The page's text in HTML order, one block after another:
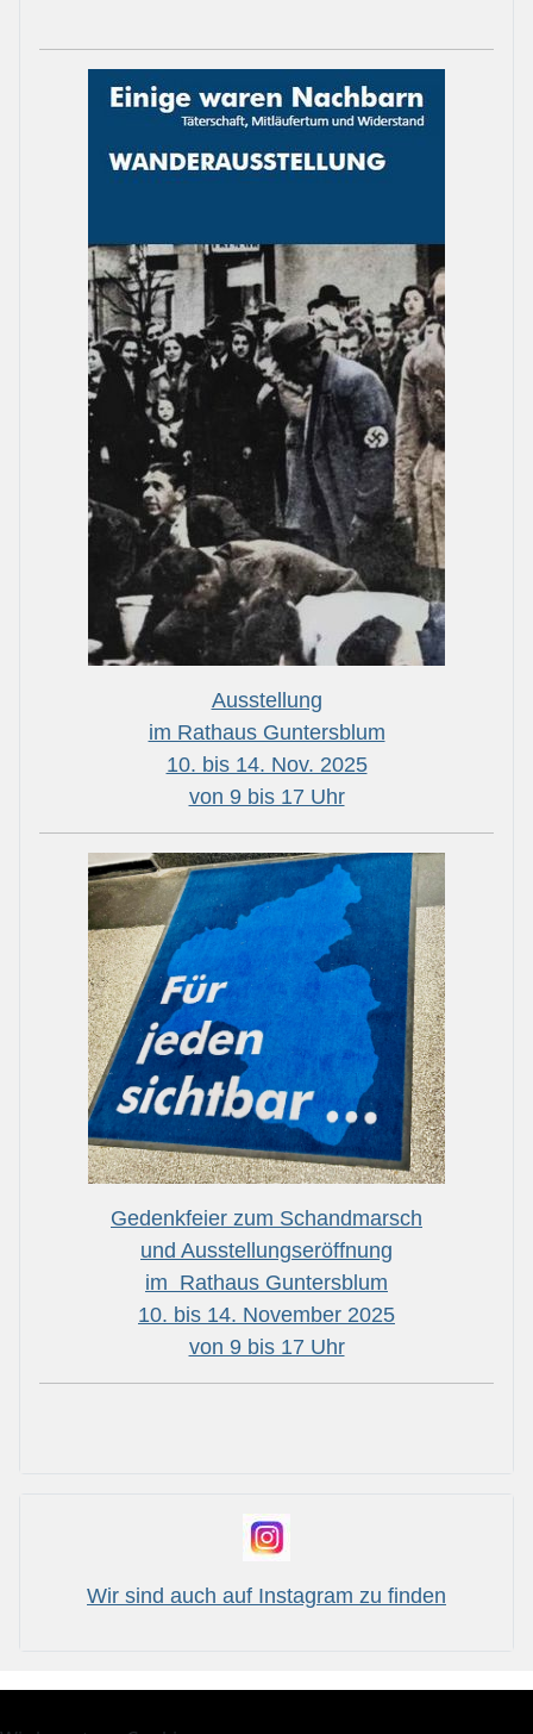
Ausstellung
im Rathaus Guntersblum
10. bis 14. Nov. 2025
von 9 bis 17 Uhr
Gedenkfeier zum Schandmarsch
und Ausstellungseröffnung
im Rathaus Guntersblum
10. bis 14. November 2025
von 9 bis 17 Uhr
Wir sind auch auf Instagram zu finden